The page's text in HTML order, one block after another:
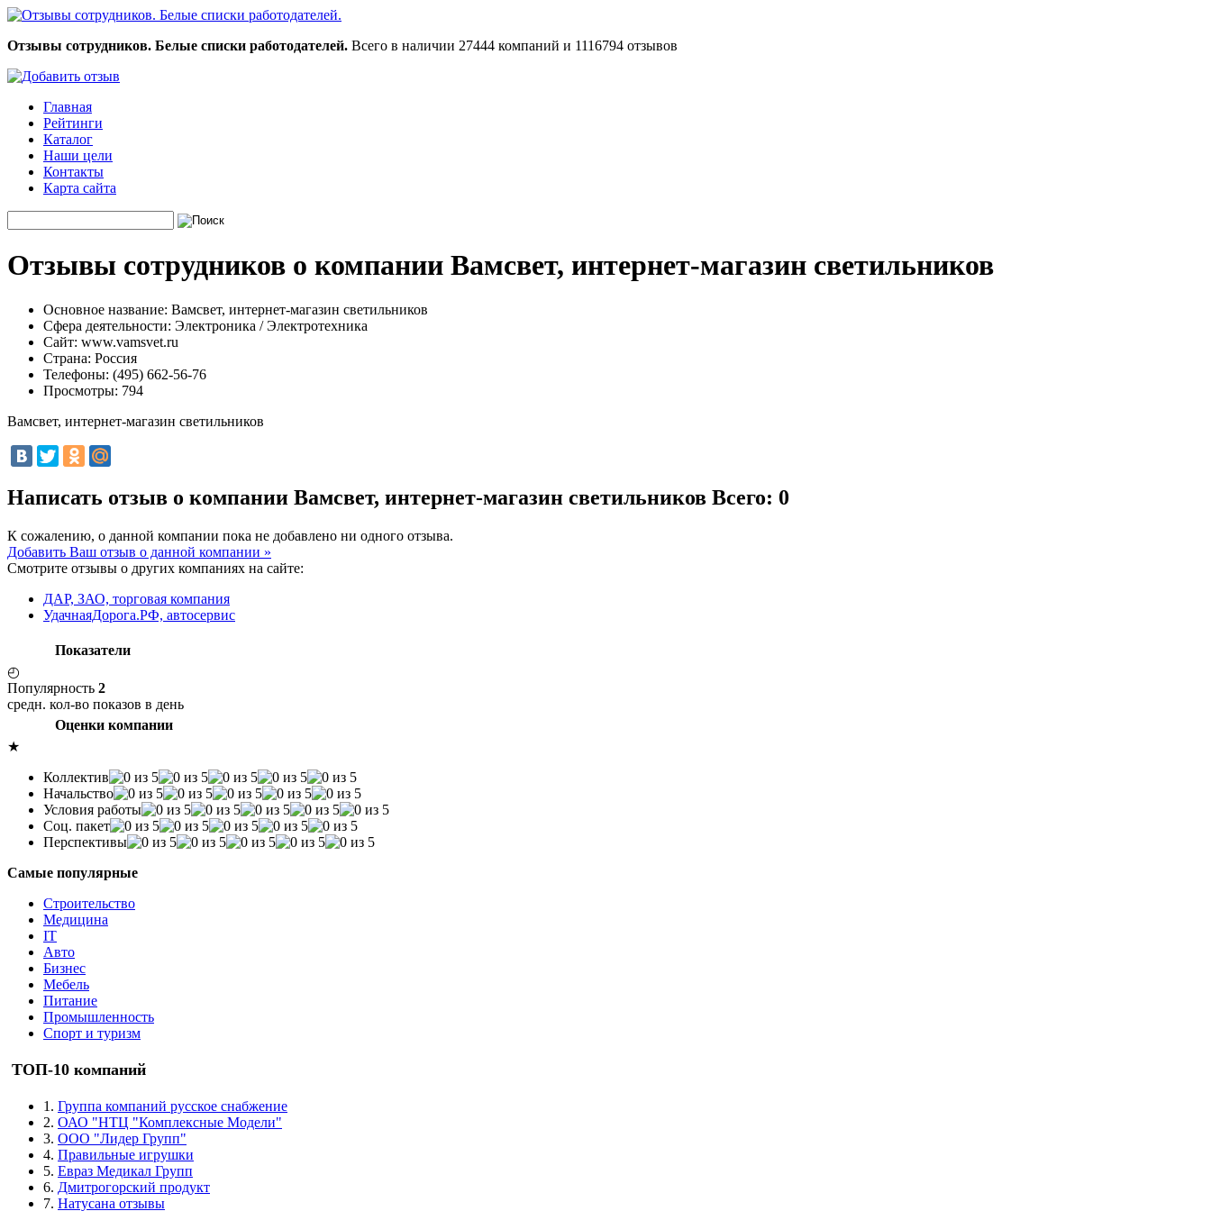
Отзывы сотрудников. Белые списки работодателей. Всего в наличии 27444 компаний и 1116794 отзывов
Главная
Рейтинги
Каталог
Наши цели
Контакты
Карта сайта
Отзывы сотрудников о компании Вамсвет, интернет-магазин светильников
Основное название: Вамсвет, интернет-магазин светильников
Сфера деятельности: Электроника / Электротехника
Сайт: www.vamsvet.ru
Страна: Россия
Телефоны: (495) 662-56-76
Просмотры: 794
Вамсвет, интернет-магазин светильников
Написать отзыв о компании Вамсвет, интернет-магазин светильников Всего: 0
К сожалению, о данной компании пока не добавлено ни одного отзыва.
Добавить Ваш отзыв о данной компании »
Смотрите отзывы о других компаниях на сайте:
ДАР, ЗАО, торговая компания
УдачнаяДорога.РФ, автосервис
Показатели
◴
Популярность 2
средн. кол-во показов в день
Оценки компании
★
Коллектив
Начальство
Условия работы
Соц. пакет
Перспективы
Самые популярные
Строительство
Медицина
IT
Авто
Бизнес
Мебель
Питание
Промышленность
Спорт и туризм
ТОП-10 компаний
1. Группа компаний русское снабжение
2. ОАО "НТЦ "Комплексные Модели"
3. ООО "Лидер Групп"
4. Правильные игрушки
5. Евраз Медикал Групп
6. Дмитрогорский продукт
7. Натусана отзывы